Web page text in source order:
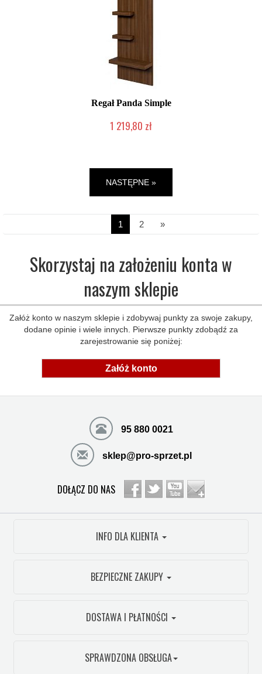
Regał Panda Simple
1 219,80 zł
NASTĘPNE »
1 2 »
Skorzystaj na założeniu konta w
naszym sklepie
Załóż konto w naszym sklepie i zdobywaj punkty za swoje zakupy,
dodane opinie i wiele innych. Pierwsze punkty zdobądź za
zarejestrowanie się poniżej:
Załóż konto
95 880 0021
sklep@pro-sprzet.pl
DOŁĄCZ DO NAS
INFO DLA KLIENTA
BEZPIECZNE ZAKUPY
DOSTAWA I PŁATNOŚCI
SPRAWDZONA OBSŁUGA